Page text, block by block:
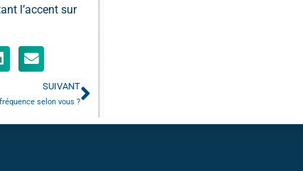
l’accent sur
SUIVANT
selon vous ?